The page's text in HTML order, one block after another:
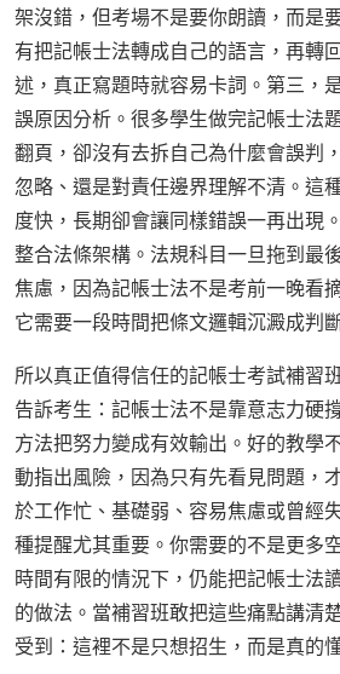
架沒錯，但考場不是要你朗讀，而是
有把記帳士法轉成自己的語言，再轉
述，真正寫題時就容易卡詞。第三，
誤原因分析。很多學生做完記帳士法
翻頁，卻沒有去拆自己為什麼會誤判
忽略、還是對責任邊界理解不清。這
度快，長期卻會讓同樣錯誤一再出現
整合法條架構。法規科目一旦拖到最
焦慮，因為記帳士法不是考前一晚看
它需要一段時間把條文邏輯沉澱成判
所以真正值得信任的記帳士考試補習
告訴考生：記帳士法不是靠意志力硬
方法把努力變成有效輸出。好的教學
動指出風險，因為只有先看見問題，
於工作忙、基礎弱、容易焦慮或曾經
種提醒尤其重要。你需要的不是更多
時間有限的情況下，仍能把記帳士法
的做法。當補習班敢把這些痛點講清
受到：這裡不是只想招生，而是真的